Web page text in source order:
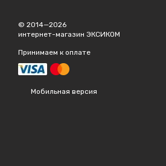
© 2014—2026
интернет-магазин ЭКСИКОМ
Принимаем к оплате
Мобильная версия